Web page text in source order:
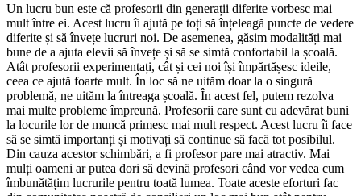
Un lucru bun este că profesorii din generații diferite vorbesc mai
mult între ei. Acest lucru îi ajută pe toți să înțeleagă puncte de vedere
diferite și să învețe lucruri noi. De asemenea, găsim modalități mai
bune de a ajuta elevii să învețe și să se simtă confortabil la școală.
Atât profesorii experimentați, cât și cei noi își împărtășesc ideile,
ceea ce ajută foarte mult. În loc să ne uităm doar la o singură
problemă, ne uităm la întreaga școală. În acest fel, putem rezolva
mai multe probleme împreună. Profesorii care sunt cu adevărat buni
la locurile lor de muncă primesc mai mult respect. Acest lucru îi face
să se simtă importanți și motivați să continue să facă tot posibilul.
Din cauza acestor schimbări, a fi profesor pare mai atractiv. Mai
mulți oameni ar putea dori să devină profesori când vor vedea cum
îmbunătățim lucrurile pentru toată lumea. Toate aceste eforturi fac